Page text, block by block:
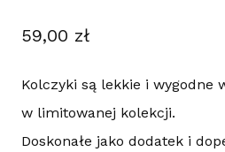
59,00 zł
Kolczyki są lekkie i wygodne
w limitowanej kolekcji.
Doskonałe jako dodatek i